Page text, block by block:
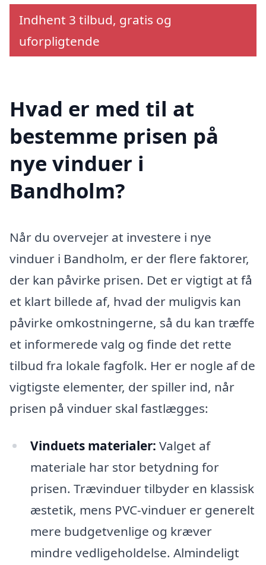
Indhent 3 tilbud, gratis og
uforpligtende
Hvad er med til at
bestemme prisen på
nye vinduer i
Bandholm?
Når du overvejer at investere i nye
vinduer i Bandholm, er der flere faktorer,
der kan påvirke prisen. Det er vigtigt at få
et klart billede af, hvad der muligvis kan
påvirke omkostningerne, så du kan træffe
et informerede valg og finde det rette
tilbud fra lokale fagfolk. Her er nogle af de
vigtigste elementer, der spiller ind, når
prisen på vinduer skal fastlægges:
Vinduets materialer: Valget af
materiale har stor betydning for
prisen. Trævinduer tilbyder en klassisk
æstetik, mens PVC-vinduer er generelt
mere budgetvenlige og kræver
mindre vedligeholdelse. Almindeligt